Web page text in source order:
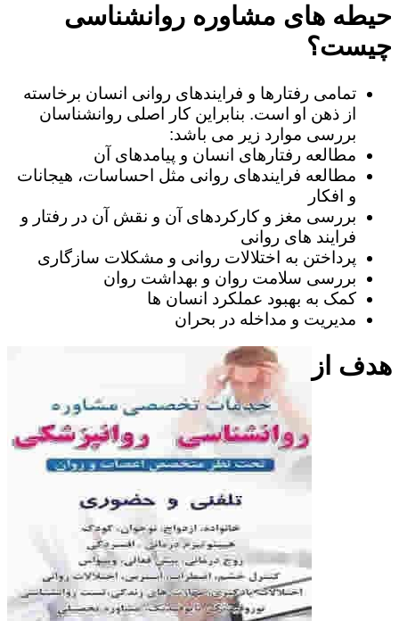
حیطه های مشاوره روانشناسی
چیست؟
تمامی رفتارها و فرایندهای روانی انسان برخاسته
از ذهن او است. بنابراین کار اصلی روانشناسان
بررسی موارد زیر می باشد:
مطالعه رفتارهای انسان و پیامدهای آن
مطالعه فرایندهای روانی مثل احساسات، هیجانات
و افکار
بررسی مغز و کارکردهای آن و نقش آن در رفتار و
فرایند های روانی
پرداختن به اختلالات روانی و مشکلات سازگاری
بررسی سلامت روان و بهداشت روان
کمک به بهبود عملکرد انسان ها
مدیریت و مداخله در بحران
هدف از